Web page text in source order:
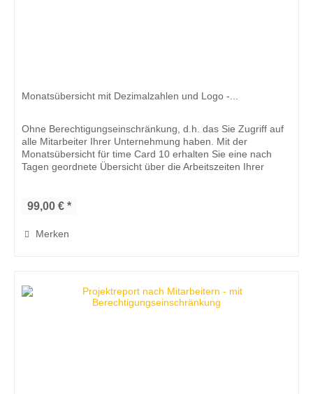
Monatsübersicht mit Dezimalzahlen und Logo -...
Ohne Berechtigungseinschränkung, d.h. das Sie Zugriff auf
alle Mitarbeiter Ihrer Unternehmung haben. Mit der
Monatsübersicht für time Card 10 erhalten Sie eine nach
Tagen geordnete Übersicht über die Arbeitszeiten Ihrer
99,00 € *
Merken